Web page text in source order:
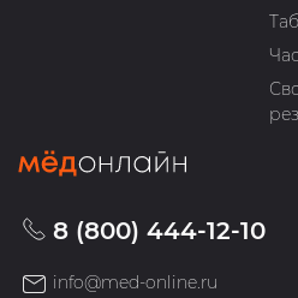
8 (800) 444-12-10
info@med-online.ru